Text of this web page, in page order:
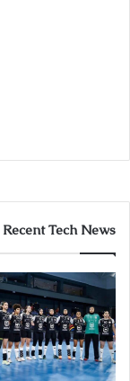
Recent Tech News